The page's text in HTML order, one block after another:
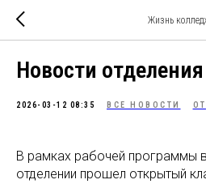
Жизнь
Новости
2026-03-12 08:35 ВСЕ НОВОСТИ
В рамках рабочей программы
отделении прошел открытый